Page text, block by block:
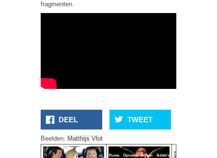
fragmenten.
DEEL TWEET
Beelden: Matthijs Vlot
Ruwe Opname Alleen Adele's Hello?